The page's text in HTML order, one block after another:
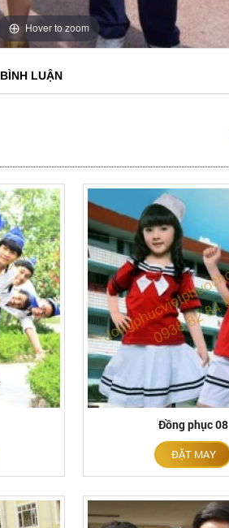
Hover to zoom
BÌNH LUẬN
Đồng phục 08
ĐẶT MAY